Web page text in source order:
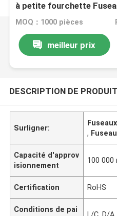
à petite fourchette
100A
MOQ：1000 pièces
meilleur prix
DESCRIPTION DE PRODUIT
Surligner:
,
Capacité d'approv
isionnement
100
Certification RoHS
Conditions de pai
L/C, D/